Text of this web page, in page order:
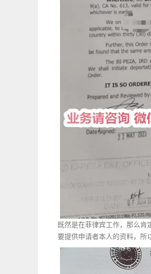
既然是在菲律宾工作，那么肯
要提供申请者本人的资料，所